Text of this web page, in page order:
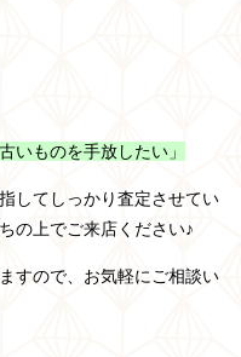
いものを手放したい」
してしっかり査定させてい
の上でご来店ください♪
すので、お気軽にご相談い